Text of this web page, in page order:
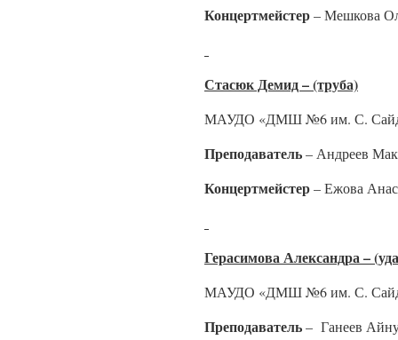
Концертмейстер– Мешкова
Стасюк Демид – (труба)
МАУДО «ДМШ №6 им. С.
Преподаватель– Андреев
Концертмейстер– Ежова
Герасимова Александра –
МАУДО «ДМШ №6 им. С.
Преподаватель– Ганеев